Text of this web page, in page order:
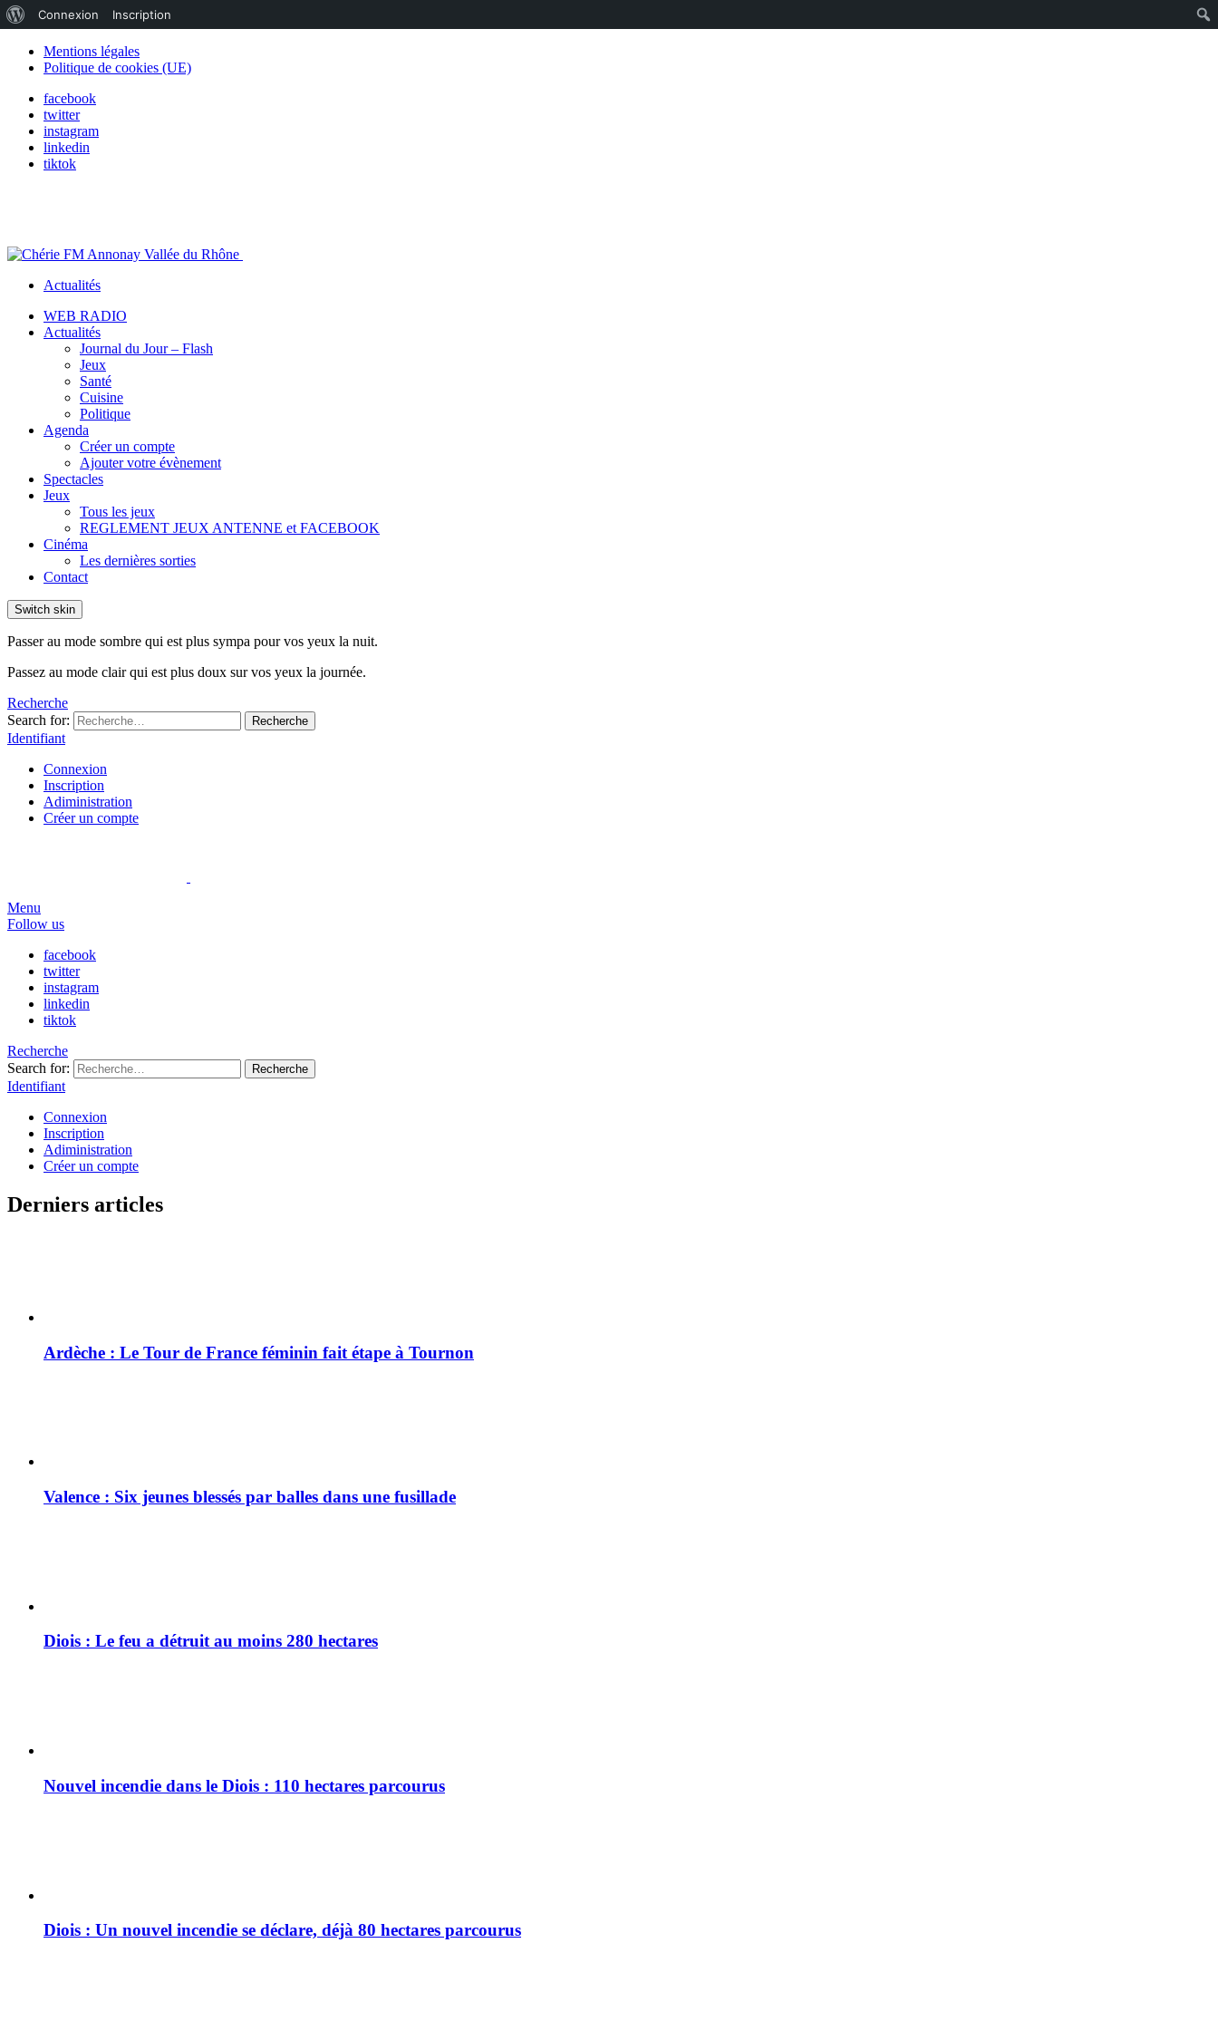
Mentions légales
Politique de cookies (UE)
facebook
twitter
instagram
linkedin
tiktok
Actualités
WEB RADIO
Actualités
Journal du Jour – Flash
Jeux
Santé
Cuisine
Politique
Agenda
Créer un compte
Ajouter votre évènement
Spectacles
Jeux
Tous les jeux
REGLEMENT JEUX ANTENNE et FACEBOOK
Cinéma
Les dernières sorties
Contact
Switch skin
Passer au mode sombre qui est plus sympa pour vos yeux la nuit.
Passez au mode clair qui est plus doux sur vos yeux la journée.
Recherche
Search for:
Recherche
Identifiant
Connexion
Inscription
Adiministration
Créer un compte
Menu
Follow us
facebook
twitter
instagram
linkedin
tiktok
Recherche
Search for:
Recherche
Identifiant
Connexion
Inscription
Adiministration
Créer un compte
Derniers articles
Ardèche : Le Tour de France féminin fait étape à Tournon
Valence : Six jeunes blessés par balles dans une fusillade
Diois : Le feu a détruit au moins 280 hectares
Nouvel incendie dans le Diois : 110 hectares parcourus
Diois : Un nouvel incendie se déclare, déjà 80 hectares parcourus
de
WordPress
Connexion Inscription